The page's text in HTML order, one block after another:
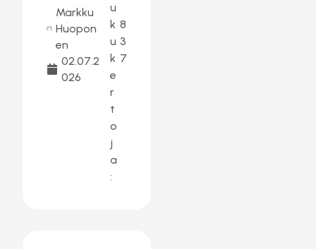
Markku
Huopon
en
02.07.2
026
u
k
u
k
e
r
t
o
j
a
:
8
3
7